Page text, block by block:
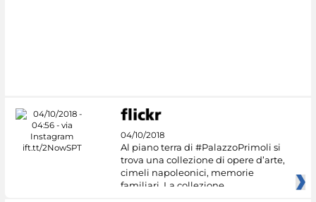
04/10/2018
Al piano terra di #PalazzoPrimoli si
trova una collezione di opere d’arte,
cimeli napoleonici, memorie
familiari. La collezione